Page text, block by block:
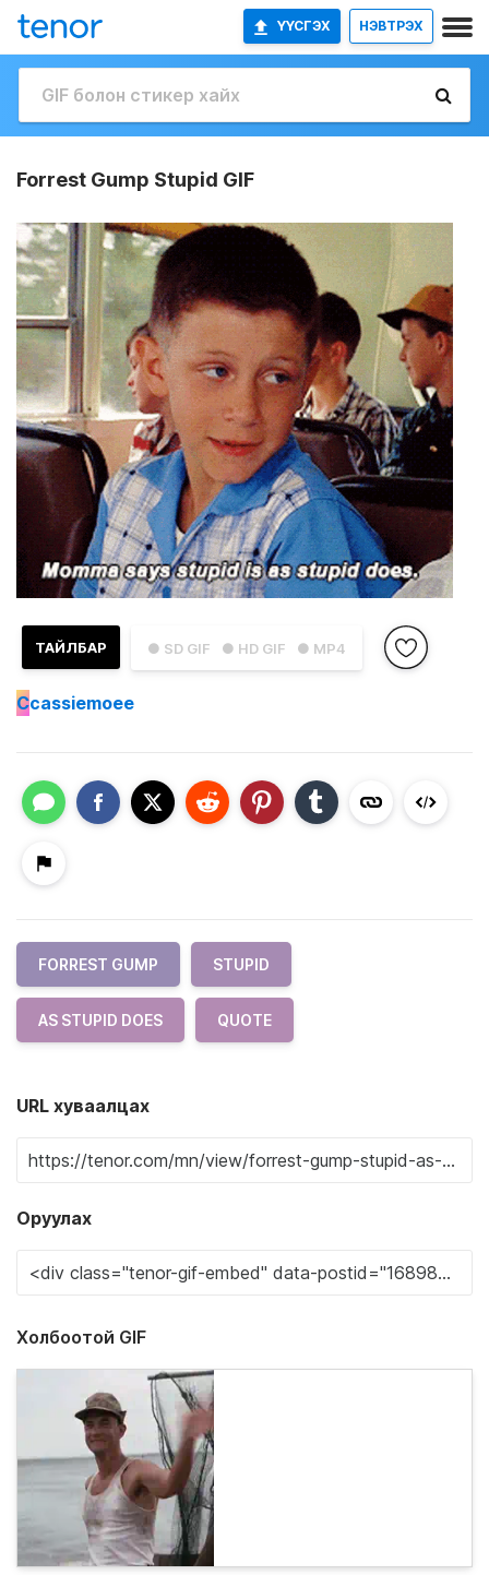
ҮҮСГЭХ НЭВТРЭХ
Forrest Gump Stupid GIF
● SD GIF ● HD GIF ● MP4
ТАЙЛБАР
Ccassiemoee
FORREST GUMP STUPID
AS STUPID DOES QUOTE
URL хуваалцах
Оруулах
Холбоотой GIF